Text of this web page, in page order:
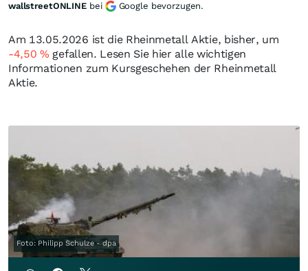
Am 13.05.2026 ist die Rheinmetall Aktie, bisher, um
-4,50% gefallen. Lesen Sie hier alle wichtigen
Informationen zum Kursgeschehen der Rheinmetall
Aktie.
Foto: Philipp Schulze - dpa
wallstreetONLINE bei Google bevorzugen.